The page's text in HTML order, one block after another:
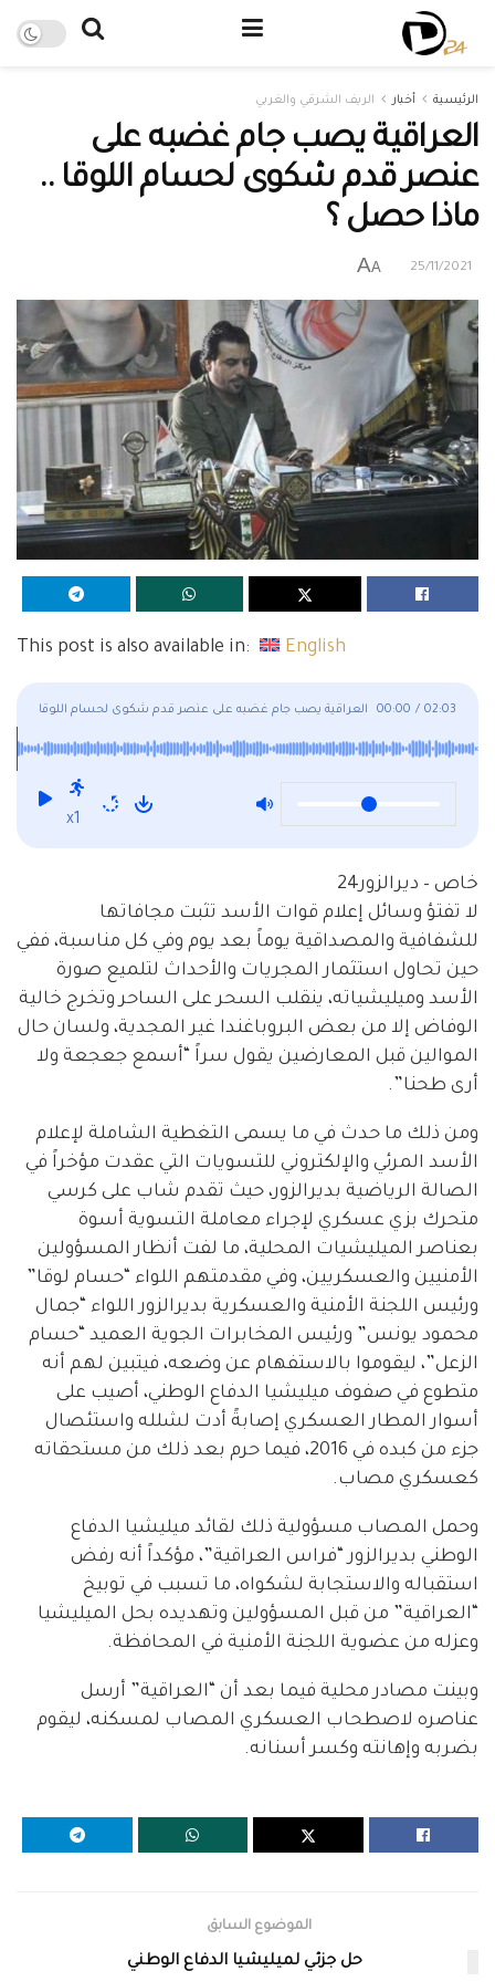
الرئيسية أخبار الريف الشرقي والغربي
العراقية يصب جام غضبه على
عنصر قدم شكوى لحسام اللوقا ..
ماذا حصل ؟
25/11/2021
A
A
This post is also available in: English
العراقية يصب جام غضبه على عنصر قدم شكوى لحسام اللوقا
.. ماذا حصل ؟
00:00 / 02:03
x1
خاص – ديرالزور24
لا تفتؤ وسائل إعلام قوات الأسد تثبت مجافاتها
للشفافية والمصداقية يوماً بعد يوم وفي كل مناسبة، ففي
حين تحاول استثمار المجريات والأحداث لتلميع صورة
الأسد وميليشياته، ينقلب السحر على الساحر وتخرج خالية
الوفاض إلا من بعض البروباغندا غير المجدية، ولسان حال
الموالين قبل المعارضين يقول سراً “أسمع جعجعة ولا
أرى طحنا”.
ومن ذلك ما حدث في ما يسمى التغطية الشاملة لإعلام
الأسد المرئي والإلكتروني للتسويات التي عقدت مؤخراً في
الصالة الرياضية بديرالزور، حيث تقدم شاب على كرسي
متحرك بزي عسكري لإجراء معاملة التسوية أسوة
بعناصر الميليشيات المحلية، ما لفت أنظار المسؤولين
الأمنيين والعسكريين، وفي مقدمتهم اللواء “حسام لوقا”
ورئيس اللجنة الأمنية والعسكرية بديرالزور اللواء “جمال
محمود يونس” ورئيس المخابرات الجوية العميد “حسام
الزعل”، ليقوموا بالاستفهام عن وضعه، فيتبين لهم أنه
متطوع في صفوف ميليشيا الدفاع الوطني، أصيب على
أسوار المطار العسكري إصابةً أدت لشلله واستئصال
جزء من كبده في 2016، فيما حرم بعد ذلك من مستحقاته
كعسكري مصاب.
وحمل المصاب مسؤولية ذلك لقائد ميليشيا الدفاع
الوطني بديرالزور “فراس العراقية”، مؤكداً أنه رفض
استقباله والاستجابة لشكواه، ما تسبب في توبيخ
“العراقية” من قبل المسؤولين وتهديده بحل الميليشيا
وعزله من عضوية اللجنة الأمنية في المحافظة.
وبينت مصادر محلية فيما بعد أن “العراقية” أرسل
عناصره لاصطحاب العسكري المصاب لمسكنه، ليقوم
بضربه وإهانته وكسر أسنانه.
الموضوع السابق
حل جزئي لميليشيا الدفاع الوطني